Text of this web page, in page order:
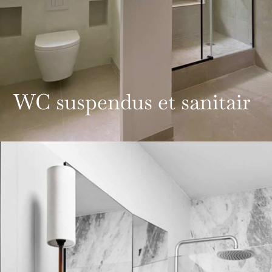
WC suspendus et sanitair